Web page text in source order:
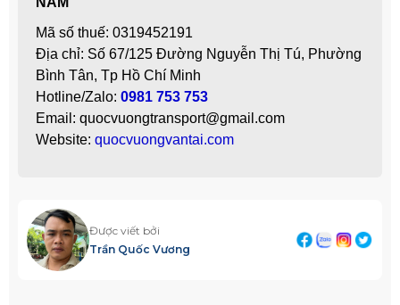
Mã số thuế: 0319452191
Địa chỉ: Số 67/125 Đường Nguyễn Thị Tú, Phường
Bình Tân, Tp Hồ Chí Minh
Hotline/Zalo: 0981 753 753
Email: quocvuongtransport@gmail.com
Website: quocvuongvantai.com
Được viết bởi
Trần Quốc Vương